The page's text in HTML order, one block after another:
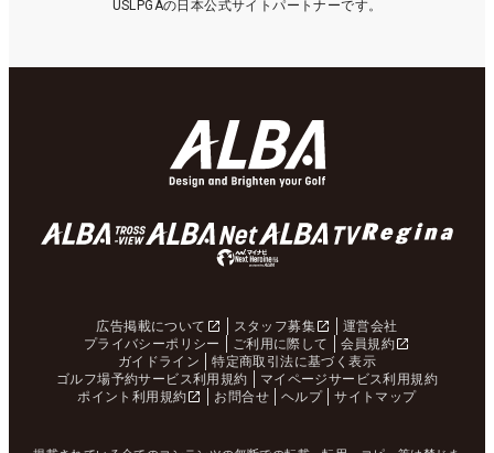
USLPGAの日本公式サイトパートナーです。
広告掲載について スタッフ募集
運営会社
プライバシーポリシー
ご利用に際して
会員規約
ガイドライン
特定商取引法に基づく表示
ゴルフ場予約サービス利用規約
マイページサービス利用規約
ポイント利用規約
お問合せ ヘルプ サイトマップ